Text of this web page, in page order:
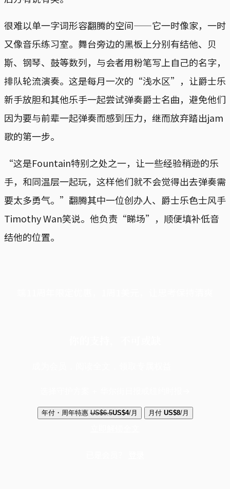
很难以单一字词形容翻腾的空间——它一时像家，一时
又像音乐练习室。舞台旁边的黑板上分别有结他、贝
斯、钢琴、鼓等数列，与会者用粉笔写上自己的名字，
排队轮流演奏。这是每月一次的“浅水区”，让爵士乐
新手放胆和其他乐手一起尝试弹奏爵士名曲，避免他们
因为要与前辈一起弹奏而感到压力，继而放弃踏出jam
歌的第一步。
“这是Fountain特别之处之一，让一些经验稍逊的乐
手，和同温层一起玩，这样他们就不会觉得出去弹奏需
要太多勇气。”翻腾其中一位创办人、爵士乐色士风手
Timothy Wan笑说。他负责“睇场”，顺便填补低音
结他的位置。
年付・周年特惠 US$6.5US$4/月 月付 US$8/月